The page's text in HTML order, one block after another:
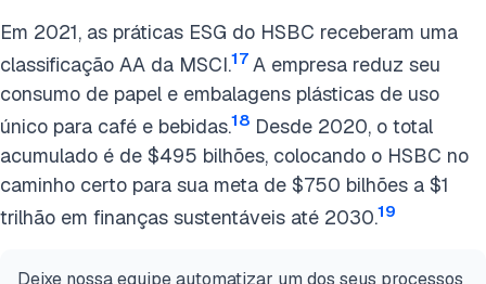
Em 2021, as práticas ESG do HSBC receberam uma
classificação AA da MSCI.17 A empresa reduz seu
consumo de papel e embalagens plásticas de uso
único para café e bebidas.18 Desde 2020, o total
acumulado é de $495 bilhões, colocando o HSBC no
caminho certo para sua meta de $750 bilhões a $1
trilhão em finanças sustentáveis até 2030.19
Deixe nossa equipe automatizar um dos seus processos